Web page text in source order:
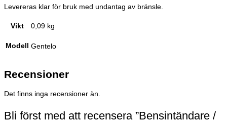
Levereras klar för bruk med undantag av bränsle.
Vikt 0,09 kg
Modell Gentelo
Recensioner
Det finns inga recensioner än.
Bli först med att recensera ”Bensintändare /